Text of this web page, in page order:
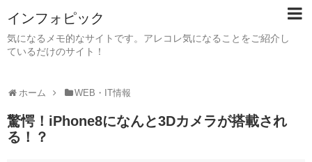
インフォピック
気になるメモ的なサイトです。アレコレ気になることをご紹介し
ているだけのサイト！
ホーム WEB・IT情報
驚愕！iPhone8になんと3Dカメラが搭載され
る！？